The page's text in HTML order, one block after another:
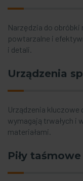
Narzędzia do obróbki
powtarzalne i
i detali.
Urządzenia
Urządzenia
wymagają trwałych i
materiałami.
Piły taśmowe